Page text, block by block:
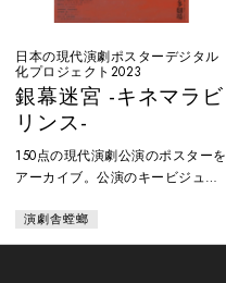
日本の現代演劇ポスターデジタル
化プロジェクト2023
銀幕迷宮 -キネマラビ
リンス-
150点の現代演劇公演のポスターを
アーカイブ。公演のキービジュア
年代から80年代を中心に、紙で現
存するポスターをデジタル化。ポ
演劇舎螳螂